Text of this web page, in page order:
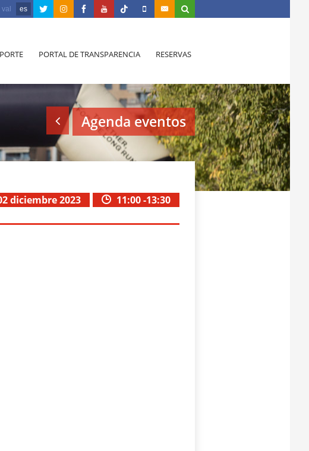
val es
PORTAL DE TRANSPARENCIA RESERVAS
Agenda eventos
11:00 -13:30
diciembre 2023